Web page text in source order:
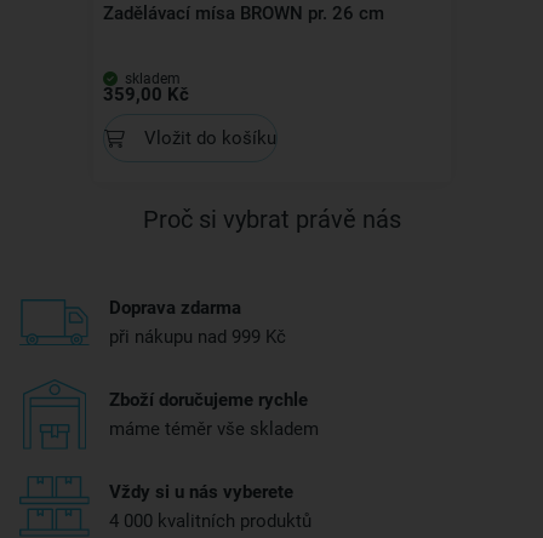
Zadělávací mísa BROWN pr. 26 cm
skladem
359,00 Kč
Vložit do košíku
Proč si vybrat právě nás
Doprava zdarma
při nákupu nad 999 Kč
Zboží doručujeme rychle
máme téměr vše skladem
Vždy si u nás vyberete
4 000 kvalitních produktů